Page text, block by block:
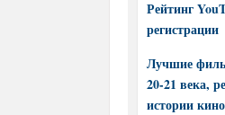
Рейтинг
регистрации
Лучшие
20-21 века,
истории кино